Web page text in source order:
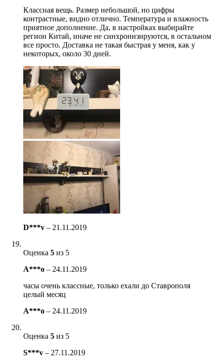
Классная вещь. Размер небольшой, но цифры
контрастные, видно отлично. Температура и влажность
приятное дополнение. Да, в настройках выбирайте
регион Китай, иначе не синхронизируются, в остальном
все просто. Доставка не такая быстрая у меня, как у
некоторых, около 30 дней.
D***v – 21.11.2019
Оценка 5 из 5
A***o – 24.11.2019
часы очень классные, только ехали до Ставрополя
целый месяц
A***o – 24.11.2019
Оценка 5 из 5
S***v – 27.11.2019